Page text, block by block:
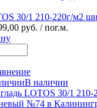
30/1 210-220г/м2
руб. / пог.м.
В наличии